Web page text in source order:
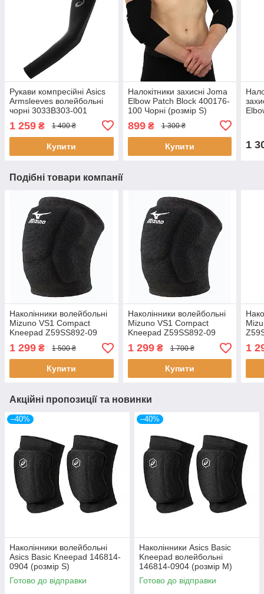
Рукави компресійні Asics
Armsleeves волейбольні
чорні 3033B303-001
1 259 ₴ 1 400 ₴
Купити
Налокітники захисні Joma
Elbow Patch Block 400176-
100 Чорні (розмір S)
899₴ 1 300 ₴
Купити 1
Подібні товари компанії
Наколінники волейбольні
Mizuno VS1 Compact
Kneepad Z59SS892-09
(розмір S)
1 299 ₴ 1 500 ₴
Купити
Наколінники волейбольні
Mizuno VS1 Compact
Kneepad Z59SS892-09
(розмір М)
1 299₴ 1 700 ₴
Купити
M,
1
Акційні пропозиції та новинки
–40%
Наколінники волейбольні
Asics Basic Kneepad 146814-
0904 (розмір S)
Готово до відправки
–40%
Наколінники Asics Basic
Kneepad волейбольні
146814-0904 (розмір М)
Готово до відправки